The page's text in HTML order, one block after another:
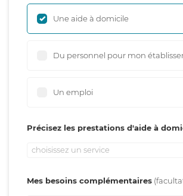
Une aide à domicile
Du personnel pour mon
Un emploi
Précisez les prestations d'aide à
choisissez un service
Mes besoins complémentaires